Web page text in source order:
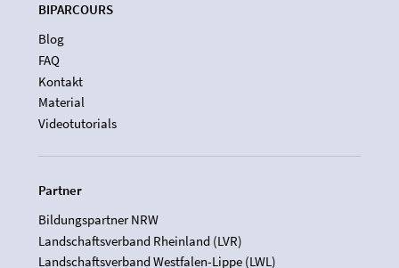
BIPARCOURS
Blog
FAQ
Kontakt
Material
Videotutorials
Partner
Bildungspartner NRW
Landschaftsverband Rheinland (LVR)
Landschaftsverband Westfalen-Lippe (LWL)